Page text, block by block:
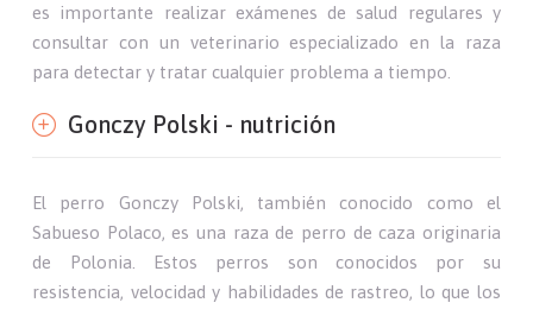
es importante realizar exámenes de salud regulares y
consultar con un veterinario especializado en la raza
para detectar y tratar cualquier problema a tiempo.
Gonczy Polski - nutrición
El perro Gonczy Polski, también conocido como el
Sabueso Polaco, es una raza de perro de caza originaria
de Polonia. Estos perros son conocidos por su
resistencia, velocidad y habilidades de rastreo, lo que los